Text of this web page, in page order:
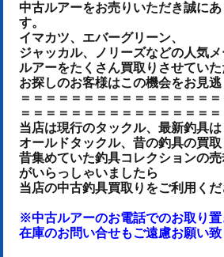
中古ルアーをお売りいただき誠に
す。
イマカツ、エバーグリーン、
ジャッカル、ノリーズなどの人気
ルアーをたくさん買取りさせてい
お探しのお客様はこの機会をお見逃
＝＝＝＝＝＝＝＝＝＝＝＝＝＝＝
＝＝＝＝＝＝＝＝＝＝＝＝＝＝＝＝
当店は現行のタックル、最新釣具
オールドタックル、昔の釣具の買
昔集めていた釣具コレクションの
がいらっしゃいましたら
当店の中古釣具買取りをご利用くだ
※中古ルアーのお電話でのお取り置
在庫のお問い合せもご遠慮お願い致